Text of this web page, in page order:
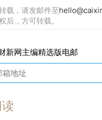
载，请发邮件至
后，方可转载。
新网主编精选版电邮